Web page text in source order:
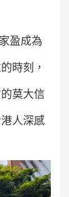
盈成為
時刻，
莫大信
人深感